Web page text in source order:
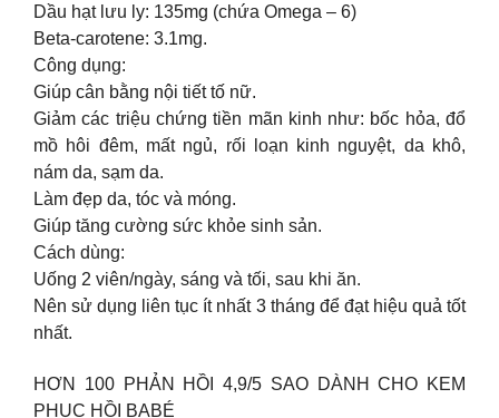
Dầu hạt lưu ly: 135mg (chứa Omega – 6)
Beta-carotene: 3.1mg.
Công dụng:
Giúp cân bằng nội tiết tố nữ.
Giảm các triệu chứng tiền mãn kinh như: bốc hỏa, đổ
mồ hôi đêm, mất ngủ, rối loạn kinh nguyệt, da khô,
nám da, sạm da.
Làm đẹp da, tóc và móng.
Giúp tăng cường sức khỏe sinh sản.
Cách dùng:
Uống 2 viên/ngày, sáng và tối, sau khi ăn.
Nên sử dụng liên tục ít nhất 3 tháng để đạt hiệu quả tốt
nhất.
HƠN 100 PHẢN HỒI 4,9/5 SAO DÀNH CHO KEM
PHỤC HỒI BABÉ